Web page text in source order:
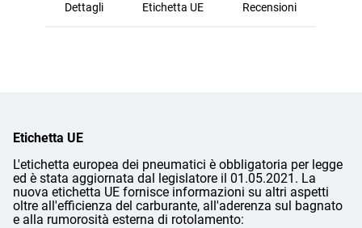
Dettagli Etichetta UE Recensioni
Etichetta UE
L'etichetta europea dei pneumatici è obbligatoria per legge
ed è stata aggiornata dal legislatore il 01.05.2021. La
nuova etichetta UE fornisce informazioni su altri aspetti
oltre all'efficienza del carburante, all'aderenza sul bagnato
e alla rumorosità esterna di rotolamento: